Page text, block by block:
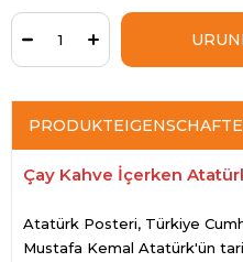
Çay Kahve İçerken
Atatürk Posteri, Türkiye
Mustafa Kemal Atatürk'ün